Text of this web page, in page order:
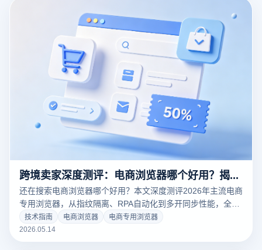
跨境卖家深度测评：电商浏览器哪个好用？揭秘云登浏览器的防关联黑科技
还在搜索电商浏览器哪个好用？本文深度测评2026年主流电商
专用浏览器，从指纹隔离、RPA自动化到多开同步性能，全方
位揭秘云登浏览器如何助跨境卖家攻克亚马逊、TikTok、
Temu等多平台风控关联难题。掌握核心选型标准，保障账号
技术指南 电商浏览器
电商专用浏览器
2026.05.14